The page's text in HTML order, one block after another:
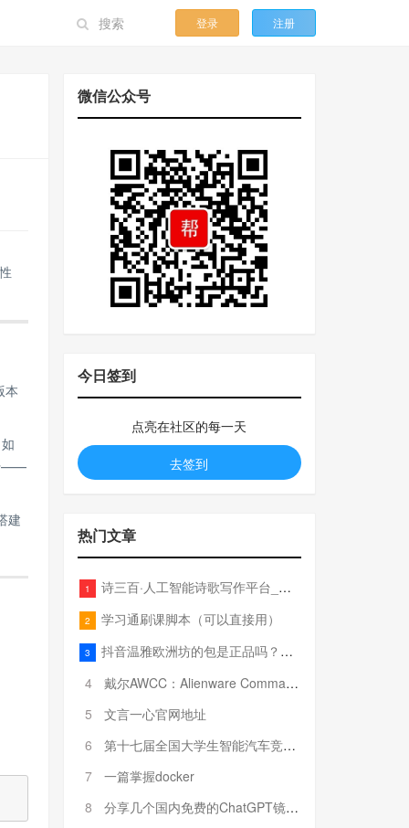
登录 注册
本
——
建
微信公众号
今日签到
点亮在社区的每一天
去签到
热门文章
1 诗三百·人工智能诗歌写作平台_在线作诗机_藏头诗生成器_电脑对联_姓名作诗
2 学习通刷课脚本（可以直接用）
3
抖音温雅欧洲坊的包是正品吗？温雅卖的包为啥那么便宜？
4
戴尔AWCC：Alienware Command Center 故障排除方法，里面附有超全详解呦，快来快来，欢迎观看~
5
文言一心官网地址
6
第十七届全国大学生智能汽车竞赛全国总决赛参赛队伍奖项公告
7
一篇掌握docker
8
分享几个国内免费的ChatGPT镜像网址(亲测有效-4月25日更新)